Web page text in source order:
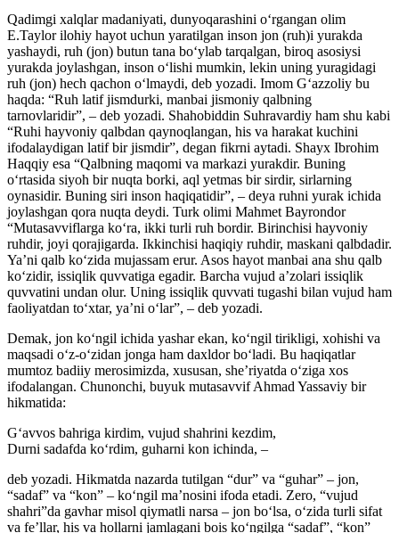
Qadimgi xalqlar madaniyati, dunyoqarashini o‘rgangan olim
E.Taylor ilohiy hayot uchun yaratilgan inson jon (ruh)i yurakda
yashaydi, ruh (jon) butun tana bo‘ylab tarqalgan, biroq asosiysi
yurakda joylashgan, inson o‘lishi mumkin, lekin uning yuragidagi
ruh (jon) hech qachon o‘lmaydi, deb yozadi. Imom G‘azzoliy bu
haqda: “Ruh latif jismdurki, manbai jismoniy qalbning
tarnovlaridir”, – deb yozadi. Shahobiddin Suhravardiy ham shu kabi
“Ruhi hayvoniy qalbdan qaynoqlangan, his va harakat kuchini
ifodalaydigan latif bir jismdir”, degan fikrni aytadi. Shayx Ibrohim
Haqqiy esa “Qalbning maqomi va markazi yurakdir. Buning
o‘rtasida siyoh bir nuqta borki, aql yetmas bir sirdir, sirlarning
oynasidir. Buning siri inson haqiqatidir”, – deya ruhni yurak ichida
joylashgan qora nuqta deydi. Turk olimi Mahmet Bayrondor
“Mutasavviflarga ko‘ra, ikki turli ruh bordir. Birinchisi hayvoniy
ruhdir, joyi qorajigarda. Ikkinchisi haqiqiy ruhdir, maskani qalbdadir.
Ya’ni qalb ko‘zida mujassam erur. Asos hayot manbai ana shu qalb
ko‘zidir, issiqlik quvvatiga egadir. Barcha vujud a’zolari issiqlik
quvvatini undan olur. Uning issiqlik quvvati tugashi bilan vujud ham
faoliyatdan to‘xtar, ya’ni o‘lar”, – deb yozadi.
Demak, jon ko‘ngil ichida yashar ekan, ko‘ngil tirikligi, xohishi va
maqsadi o‘z-o‘zidan jonga ham daxldor bo‘ladi. Bu haqiqatlar
mumtoz badiiy merosimizda, xususan, she’riyatda o‘ziga xos
ifodalangan. Chunonchi, buyuk mutasavvif Ahmad Yassaviy bir
hikmatida:
G‘avvos bahriga kirdim, vujud shahrini kezdim,
Durni sadafda ko‘rdim, guharni kon ichinda, –
deb yozadi. Hikmatda nazarda tutilgan “dur” va “guhar” – jon,
“sadaf” va “kon” – ko‘ngil ma’nosini ifoda etadi. Zero, “vujud
shahri”da gavhar misol qiymatli narsa – jon bo‘lsa, o‘zida turli sifat
va fe’llar, his va hollarni jamlagani bois ko‘ngilga “sadaf”, “kon”